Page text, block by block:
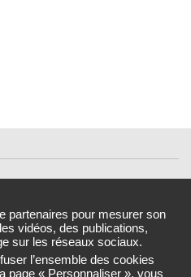
partenaires pour mesurer son
vidéos, des publications,
sur les réseaux sociaux.
l’ensemble des cookies
page « Personnaliser », vous